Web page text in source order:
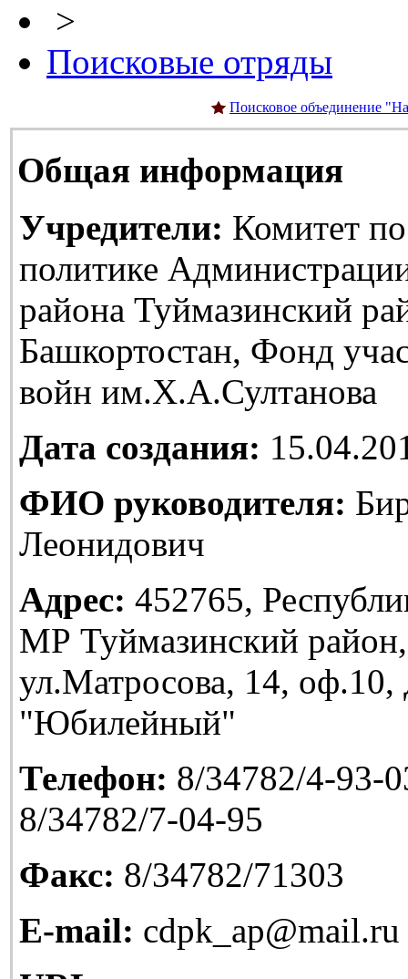
>
Поисковые отряды
Поисковое объединение
Общая информация
Учредители: Комитет
политике
района Туймазинский
Башкортостан, Фонд
войн им.Х.А.Султанова
Дата создания:
ФИО руководителя:
Леонидович
Адрес: 452765,
МР Туймазинский
ул.Матросова, 14,
"Юбилейный"
Телефон: 8/34782/4-93-
8/34782/7-04-95
Факс: 8/34782/71303
E-mail: cdpk_ap@mail.ru